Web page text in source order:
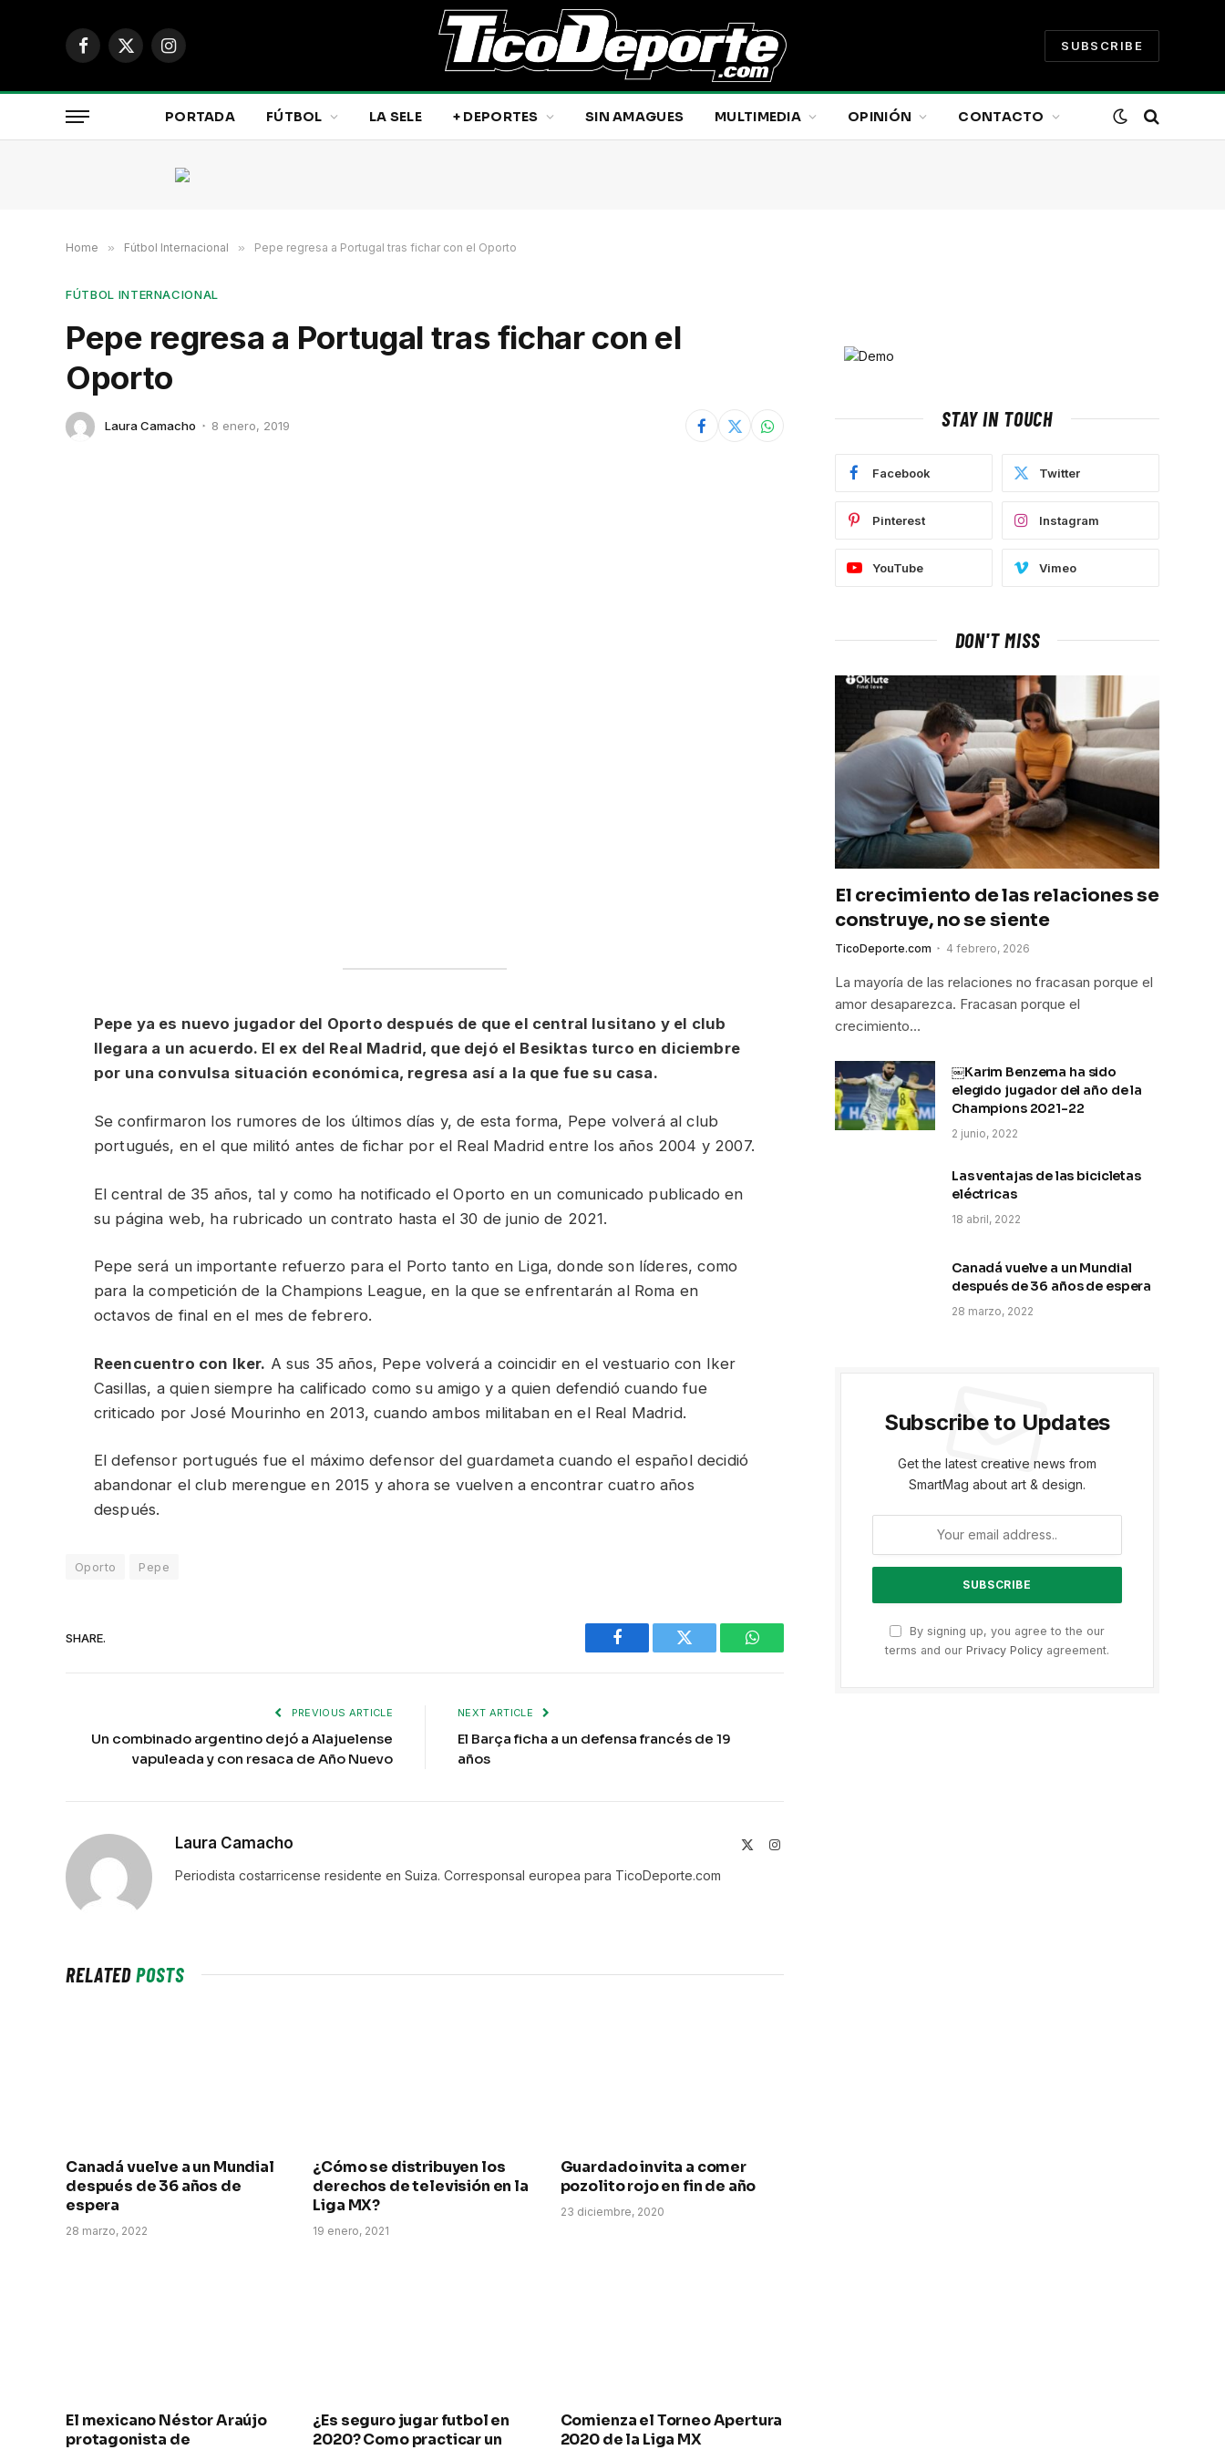
Facebook
X
Instagram
SUBSCRIBE
PORTADA FÚTBOL LA SELE + DEPORTES SIN AMAGUES MULTIMEDIA OPINIÓN CONTACTO
Home » Fútbol Internacional » Pepe regresa a Portugal tras fichar con el Oporto
FÚTBOL INTERNACIONAL
Pepe regresa a Portugal tras fichar con el
Oporto
Laura Camacho 8 enero, 2019
Pepe ya es nuevo jugador del Oporto después de que el central lusitano y el club
llegara a un acuerdo. El ex del Real Madrid, que dejó el Besiktas turco en diciembre
por una convulsa situación económica, regresa así a la que fue su casa.
Se confirmaron los rumores de los últimos días y, de esta forma, Pepe volverá al club
portugués, en el que militó antes de fichar por el Real Madrid entre los años 2004 y 2007.
El central de 35 años, tal y como ha notificado el Oporto en un comunicado publicado en
su página web, ha rubricado un contrato hasta el 30 de junio de 2021.
Pepe será un importante refuerzo para el Porto tanto en Liga, donde son líderes, como
para la competición de la Champions League, en la que se enfrentarán al Roma en
octavos de final en el mes de febrero.
Reencuentro con Iker. A sus 35 años, Pepe volverá a coincidir en el vestuario con Iker
Casillas, a quien siempre ha calificado como su amigo y a quien defendió cuando fue
criticado por José Mourinho en 2013, cuando ambos militaban en el Real Madrid.
El defensor portugués fue el máximo defensor del guardameta cuando el español decidió
abandonar el club merengue en 2015 y ahora se vuelven a encontrar cuatro años
después.
Oporto Pepe
SHARE.
Facebook Twitter WhatsApp
PREVIOUS ARTICLE
Un combinado argentino dejó a Alajuelense
vapuleada y con resaca de Año Nuevo
NEXT ARTICLE
El Barça ficha a un defensa francés de 19
años
Laura Camacho Instagram
Periodista costarricense residente en Suiza. Corresponsal europea para TicoDeporte.com
RELATEDPOSTS
Canadá vuelve a un Mundial
después de 36 años de
espera
28 marzo, 2022
¿Cómo se distribuyen los
derechos de televisión en la
Liga MX?
19 enero, 2021
Guardado invita a comer
pozolito rojo en fin de año
23 diciembre, 2020
El mexicano Néstor Araújo
protagonista de
¿Es seguro jugar futbol en
2020? Como practicar un
Comienza el Torneo Apertura
2020 de la Liga MX
STAY IN TOUCH
Facebook Twitter
Pinterest Instagram
YouTube Vimeo
DON'T MISS
El crecimiento de las relaciones se
construye, no se siente
TicoDeporte.com 4 febrero, 2026
La mayoría de las relaciones no fracasan porque el
amor desaparezca. Fracasan porque el
crecimiento…
￼Karim Benzema ha sido
elegido jugador del año de la
Champions 2021-22
2 junio, 2022
Las ventajas de las bicicletas
eléctricas
18 abril, 2022
Canadá vuelve a un Mundial
después de 36 años de espera
28 marzo, 2022
Subscribe to Updates
Get the latest creative news from
SmartMag about art & design.
By signing up, you agree to the our
terms and our Privacy Policy agreement.